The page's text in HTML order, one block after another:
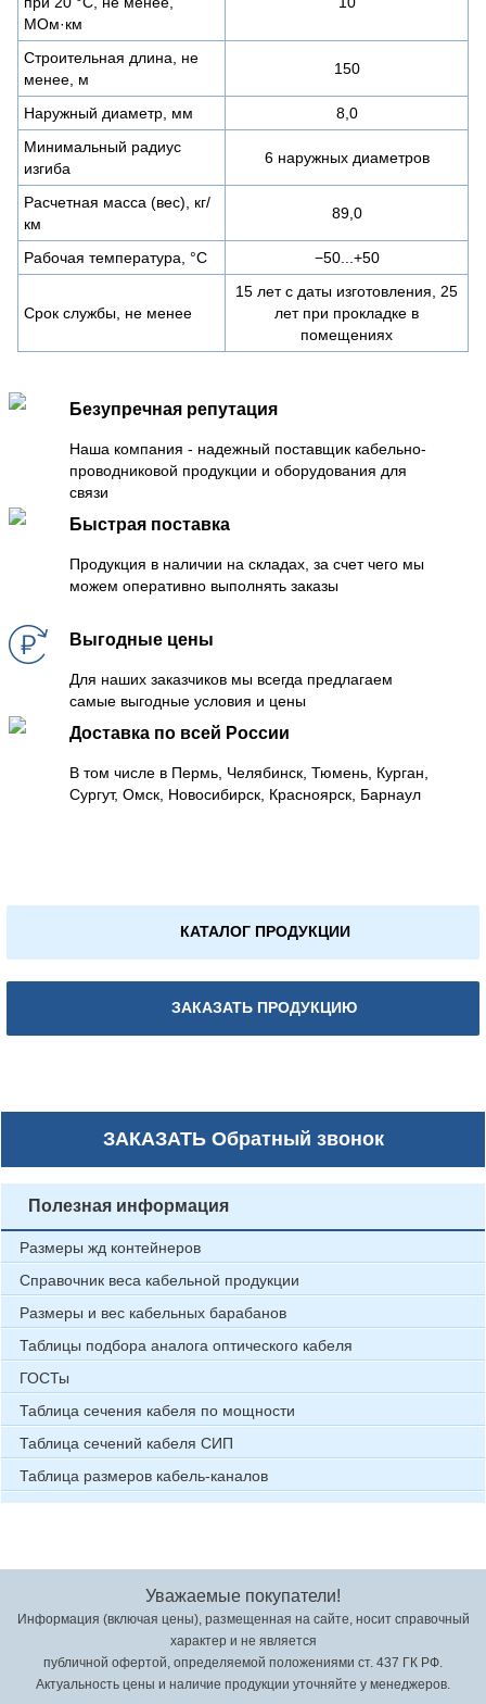
МОм·км
Строительная длина, не
менее, м
150
Наружный диаметр, мм
8,0
Минимальный радиус
изгиба
6 наружных диаметров
Расчетная масса (вес), кг/
км
89,0
Рабочая температура, °C −50...+50
Срок службы, не менее
15 лет с даты изготовления, 25
лет при прокладке в
помещениях
Безупречная репутация
Наша компания - надежный поставщик кабельно-
проводниковой продукции и оборудования для
связи
Быстрая поставка
Продукция в наличии на складах, за счет чего мы
можем оперативно выполнять заказы
Выгодные цены
Для наших заказчиков мы всегда предлагаем
самые выгодные условия и цены
Доставка по всей России
В том числе в Пермь, Челябинск, Тюмень, Курган,
Сургут, Омск, Новосибирск, Красноярск, Барнаул
КАТАЛОГ ПРОДУКЦИИ
ЗАКАЗАТЬ ПРОДУКЦИЮ
ЗАКАЗАТЬОбратный звонок
Полезная информация
Размеры жд контейнеров
Справочник веса кабельной продукции
Размеры и вес кабельных барабанов
Таблицы подбора аналога оптического кабеля
ГОСТы
Таблица сечения кабеля по мощности
Таблица сечений кабеля СИП
Таблица размеров кабель-каналов
Уважаемые покупатели!
Информация (включая цены), размещенная на сайте, носит справочный
характер и не является
публичной офертой, определяемой положениями ст. 437 ГК РФ.
Актуальность цены и наличие продукции уточняйте у менеджеров.